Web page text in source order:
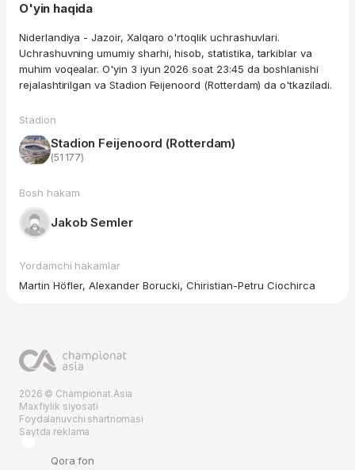
O'yin haqida
Niderlandiya - Jazoir, Xalqaro o'rtoqlik uchrashuvlari.
Uchrashuvning umumiy sharhi, hisob, statistika, tarkiblar va
muhim voqealar. O'yin 3 iyun 2026 soat 23:45 da boshlanishi
rejalashtirilgan va Stadion Feijenoord (Rotterdam) da o'tkaziladi.
Stadion
Stadion Feijenoord (Rotterdam)
(51 177)
Bosh hakam
Jakob Semler
Yordamchi hakamlar
Martin Höfler, Alexander Borucki, Chiristian-Petru Ciochirca
2026 © Championat.Asia
Maxfiylik siyosati
Foydalanuvchi shartnomasi
Saytda reklama
Qora fon